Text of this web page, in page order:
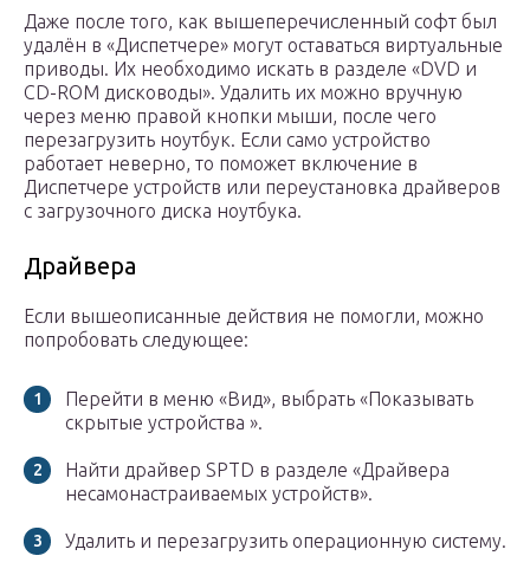
Даже после того, как вышеперечисленный софт был
удалён в «Диспетчере» могут оставаться виртуальные
приводы. Их необходимо искать в разделе «DVD и
CD-ROM дисководы». Удалить их можно вручную
через меню правой кнопки мыши, после чего
перезагрузить ноутбук. Если само устройство
работает неверно, то поможет включение в
Диспетчере устройств или переустановка драйверов
с загрузочного диска ноутбука.
Драйвера
Если вышеописанные действия не помогли, можно
попробовать следующее:
Перейти в меню «Вид», выбрать «Показывать
скрытые устройства ».
Найти драйвер SPTD в разделе «Драйвера
несамонастраиваемых устройств».
Удалить и перезагрузить операционную систему.